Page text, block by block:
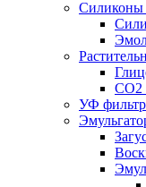
СО2
УФ